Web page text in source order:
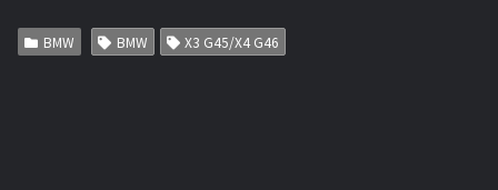
BMW BMW X3 G45/X4 G46